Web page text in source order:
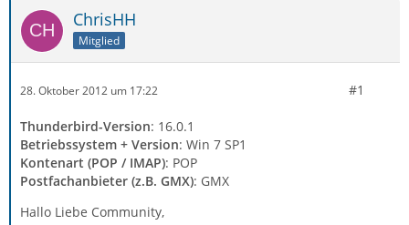
ChrisHH
Mitglied
28. Oktober 2012 um 17:22 #1
Thunderbird-Version: 16.0.1
Betriebssystem + Version: Win 7 SP1
Kontenart (POP / IMAP): POP
Postfachanbieter (z.B. GMX): GMX
Hallo Liebe Community,